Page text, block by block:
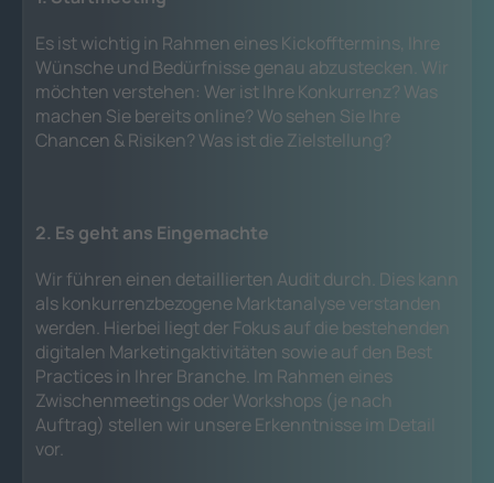
Es ist wichtig in Rahmen eines Kickofftermins, Ihre
Wünsche und Bedürfnisse genau abzustecken. Wir
möchten verstehen: Wer ist Ihre Konkurrenz? Was
machen Sie bereits online? Wo sehen Sie Ihre
Chancen & Risiken? Was ist die Zielstellung?
2. Es geht ans Eingemachte
Wir führen einen detaillierten Audit durch. Dies kann
als konkurrenzbezogene Marktanalyse verstanden
werden. Hierbei liegt der Fokus auf die bestehenden
digitalen Marketingaktivitäten sowie auf den Best
Practices in Ihrer Branche. Im Rahmen eines
Zwischenmeetings oder Workshops (je nach
Auftrag) stellen wir unsere Erkenntnisse im Detail
vor.